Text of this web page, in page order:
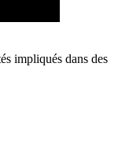
impliqués dans des